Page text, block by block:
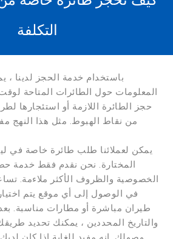
التكلفة
باستخدام خدمة الحجز لدينا
المعلومات حول الطائرات المتاحة لوقت
حجز الطائرة اللازمة أو استئجارها
من نقاط الهبوط. مثل هذا النهج
يمكن لعملائنا طلب طائرة خاصة في
المختارة. نحن نقدم فقط خدمة
الخصوصية والظروف الأكثر ملاءمة.
في الوصول إلى أي موقع يتم
طيران مباشرة أو مطارات مناسبة.
والتاريخ المحددين ، يمكنك تحديد